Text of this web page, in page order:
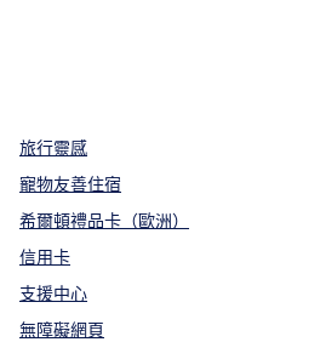
旅行靈感
寵物友善住宿
希爾頓禮品卡（歐洲）
信用卡
支援中心
無障礙網頁